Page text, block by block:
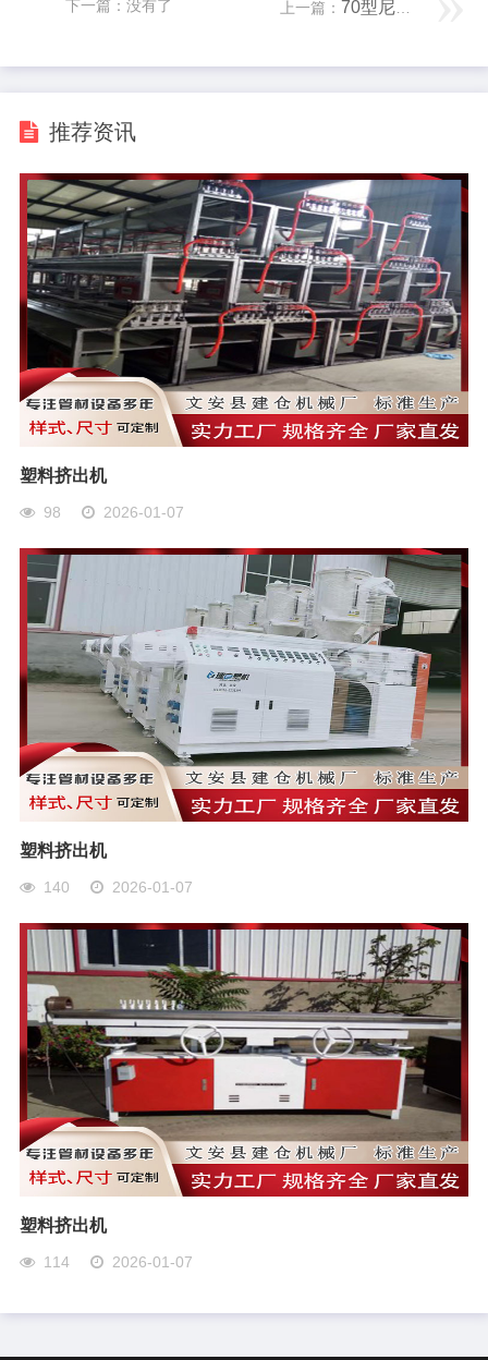
下一篇：没有了 上一篇： 70型尼龙隔热条挤出机
推荐资讯
塑料挤出机
98 2026-01-07
塑料挤出机
140 2026-01-07
塑料挤出机
114 2026-01-07